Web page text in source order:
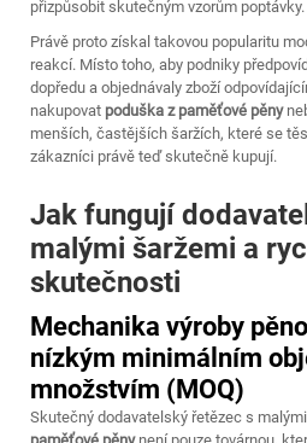
přizpůsobit skutečným vzorům poptávky.
Právě proto získal takovou popularitu
reakcí. Místo toho, aby podniky
dopředu a objednávaly zboží
nakupovat poduška z paměťové pěny
menších, častějších šaržích, které se
zákazníci právě teď skutečně kupují.
Jak fungují
malými šaržemi a
skutečnosti
Mechanika výroby
nízkým minimálním
množstvím (MOQ)
Skutečný dodavatelský řetězec s